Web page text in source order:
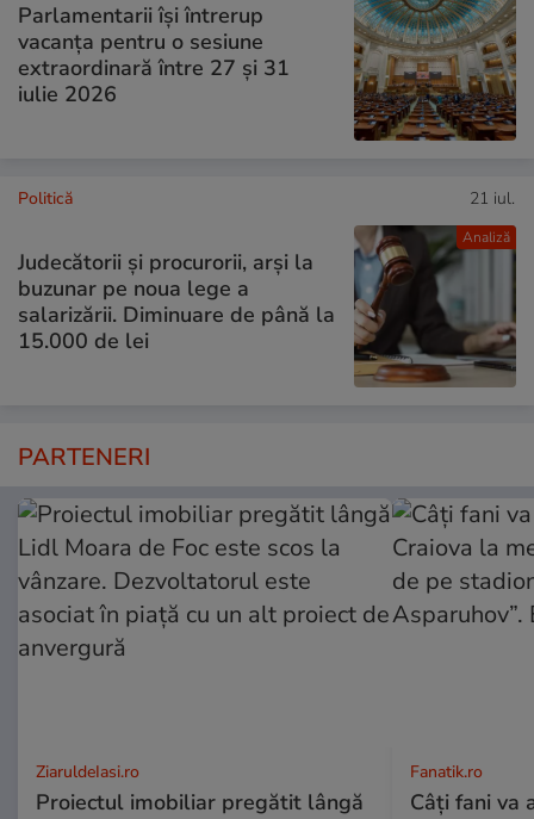
Parlamentarii își întrerup
vacanța pentru o sesiune
extraordinară între 27 și 31
iulie 2026
Analiză
Politică 21 iul.
Judecătorii și procurorii, arși la
buzunar pe noua lege a
salarizării. Diminuare de până la
15.000 de lei
PARTENERI
ZiaruldeIasi.ro
Proiectul imobiliar pregătit lângă
Fanatik.ro
Câți fani va